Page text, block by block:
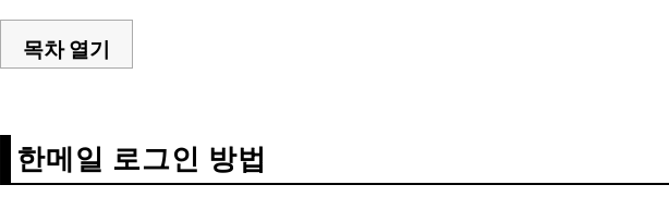
목차 열기
한메일 로그인 방법